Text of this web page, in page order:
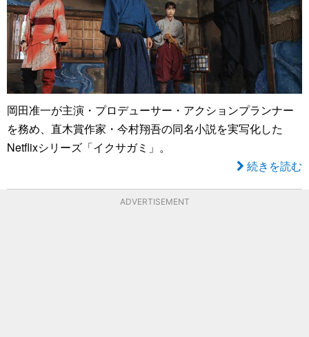
岡田准一が主演・プロデューサー・アクションプランナー
を務め、直木賞作家・今村翔吾の同名小説を実写化した
Netflixシリーズ「イクサガミ」。
続きを読む
ADVERTISEMENT